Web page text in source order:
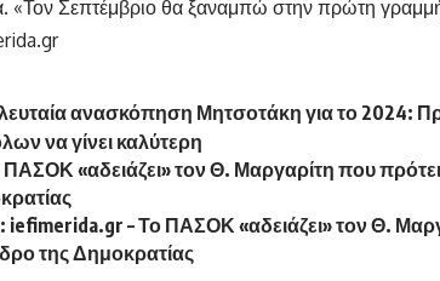
«Τον Σεπτέμβριο θα ξαναμπώ στην πρώτη γραμμή
ανασκόπηση Μητσοτάκη για το 2024:
να γίνει καλύτερη
ΠΑΣΟΚ «αδειάζει» τον Θ. Μαργαρίτη που
iefimerida.gr –Το ΠΑΣΟΚ «αδειάζει» τον Θ.
της Δημοκρατίας